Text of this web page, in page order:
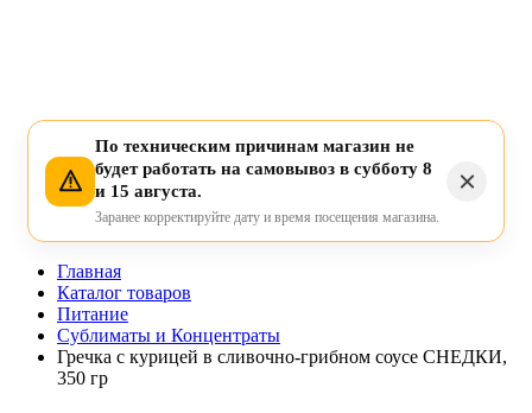
По техническим причинам магазин не
будет работать на самовывоз в субботу 8
и 15 августа.
Заранее корректируйте дату и время посещения магазина.
Главная
Каталог товаров
Питание
Сублиматы и Концентраты
Гречка с курицей в сливочно-грибном соусе СНЕДКИ,
350 гр